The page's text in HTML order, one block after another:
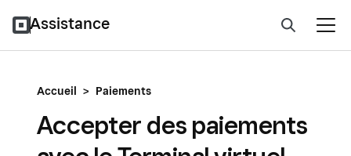
Assistance
Accueil > Paiements
Accepter des paiements